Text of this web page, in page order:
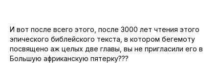
И вот после всего этого, после 3000 лет чтения этого
эпического библейского текста, в котором бегемоту
посвящено аж целых две главы, вы не пригласили его в
Большую африканскую пятерку???